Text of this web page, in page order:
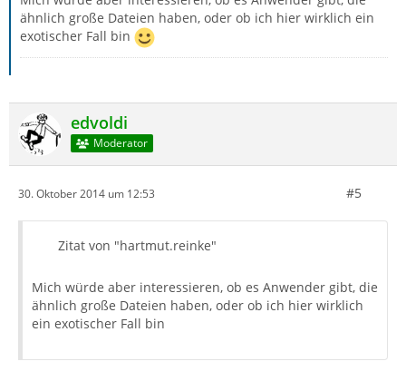
ähnlich große Dateien haben, oder ob ich hier wirklich ein
exotischer Fall bin
edvoldi
Moderator
30. Oktober 2014 um 12:53 #5
Zitat von "hartmut.reinke"
Mich würde aber interessieren, ob es Anwender gibt, die
ähnlich große Dateien haben, oder ob ich hier wirklich
ein exotischer Fall bin